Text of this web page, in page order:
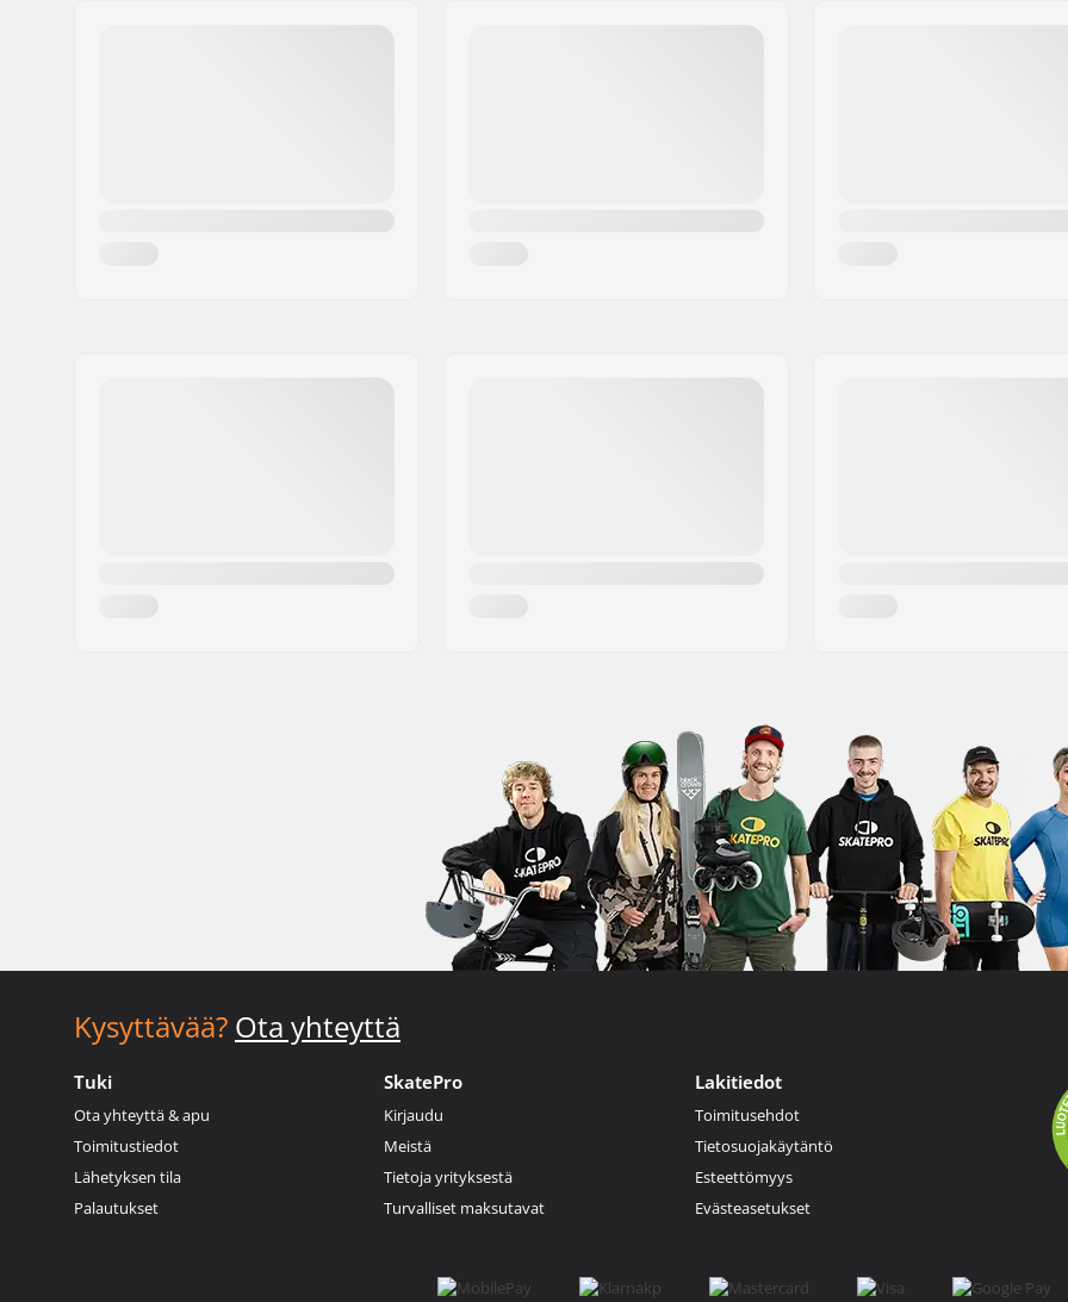
Kysyttävää? Ota yhteyttä
Tuki
Ota yhteyttä & apu
Toimitustiedot
Lähetyksen tila
Palautukset
SkatePro
Kirjaudu
Meistä
Tietoja yrityksestä
Turvalliset maksutavat
Lakitiedot
Toimitusehdot
Tietosuojakäytäntö
Esteettömyys
Evästeasetukset